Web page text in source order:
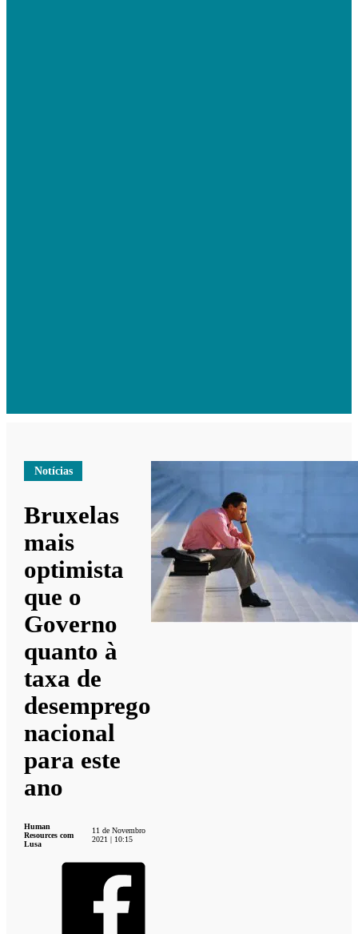
Notícias
Bruxelas
mais
optimista
que o
Governo
quanto à
taxa de
desemprego
nacional
para este
ano
Human
Resources com
Lusa
11 de Novembro
2021 | 10:15